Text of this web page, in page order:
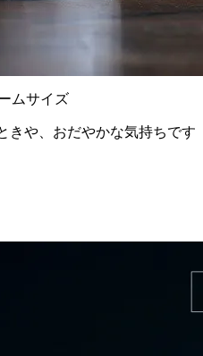
ムサイズ
きや、おだやかな気持ちです